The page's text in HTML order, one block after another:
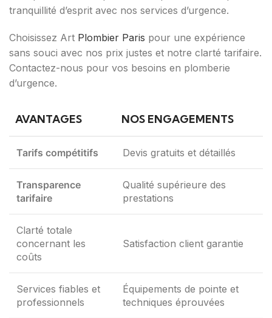
tranquillité d’esprit avec nos services d’urgence.
Choisissez Art Plombier Paris pour une expérience
sans souci avec nos prix justes et notre clarté tarifaire.
Contactez-nous pour vos besoins en plomberie
d’urgence.
AVANTAGES NOS ENGAGEMENTS
Tarifs compétitifs Devis gratuits et détaillés
Transparence
tarifaire
Qualité supérieure des
prestations
Clarté totale
concernant les
coûts
Satisfaction client garantie
Services fiables et
professionnels
Équipements de pointe et
techniques éprouvées